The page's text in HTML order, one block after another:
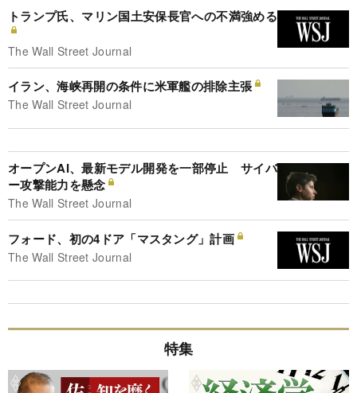
トランプ氏、マリン国土安保長官への不満強める
The Wall Street Journal
イラン、海峡再開の条件に米軍艦の排除主張
The Wall Street Journal
オープンAI、最新モデル開発を一部停止 サイバ
ー攻撃能力を懸念
The Wall Street Journal
フォード、初の4ドア「マスタング」計画
The Wall Street Journal
特集